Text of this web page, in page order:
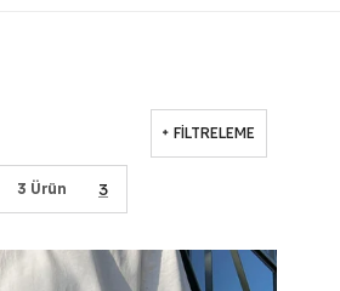
FILTRELEME
3 Ürün